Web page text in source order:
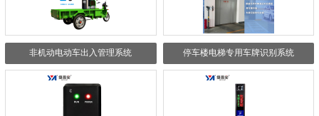
非机动电动车出入管理系统 停车楼电梯专用车牌识别系统